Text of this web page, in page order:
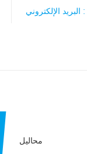
البريد الإلكتروني :
محاليل